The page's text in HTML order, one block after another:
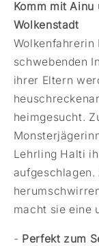
Komm mit
Wolkenstadt
Wolkenfahrerin
schwebenden
ihrer Eltern
heimgesucht.
Lehrling Halti
macht sie eine
- Perfekt zum